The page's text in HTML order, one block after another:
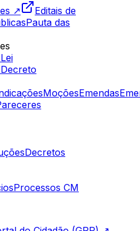
↗
Editais de
Pauta das
MoçõesEmendas
Decretos
Processos CM